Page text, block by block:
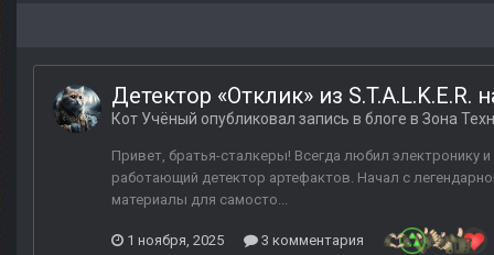
Детектор «Отклик» из S.T.A.L.K.E.R.
Кот Учёный опубликовал запись в блоге в Зона
Привет, братья-сталкеры! Всегда любил электронику
работающий детектор артефактов. Начал с
материалы для самосто...
1 ноября, 2025 3 комментария